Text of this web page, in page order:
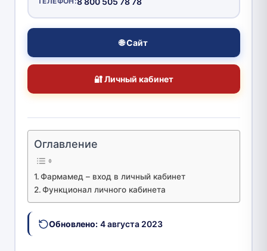
🌐 Сайт
🔐 Личный кабинет
Оглавление
Фармамед – вход в личный кабинет
Функционал личного кабинета
Обновлено: 4 августа 2023